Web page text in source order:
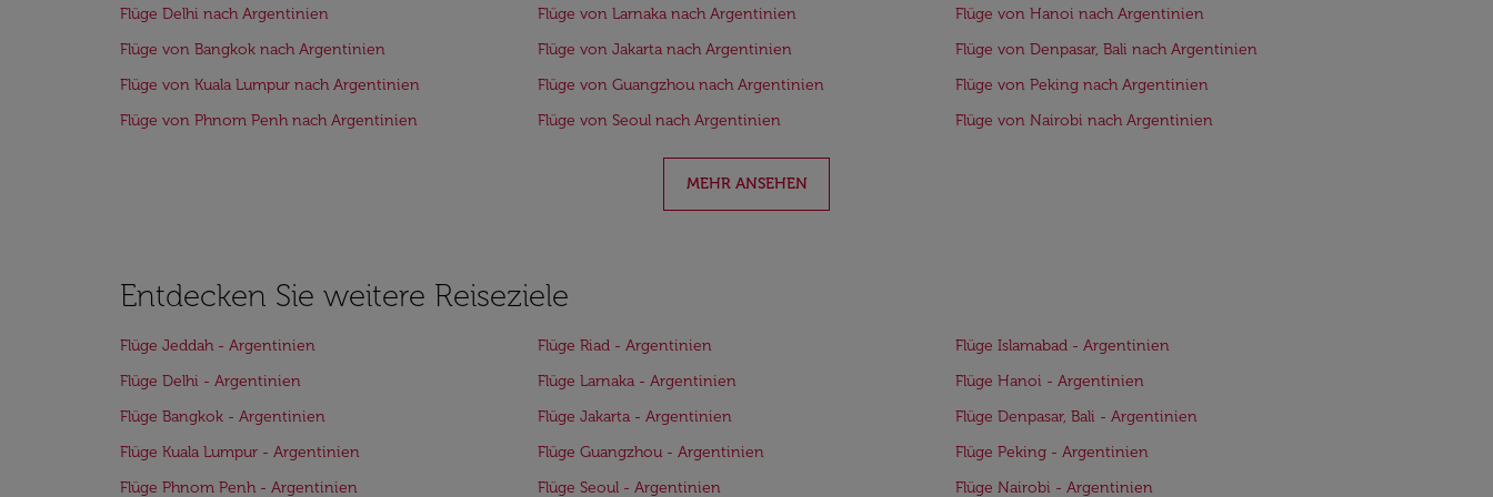
Flüge Delhi nach Argentinien Flüge von Larnaka nach Argentinien
Flüge von Hanoi nach Argentinien
Flüge von Bangkok nach Argentinien
Flüge von Jakarta nach Argentinien
Flüge von Denpasar, Bali nach Argentinien
Flüge von Kuala Lumpur nach Argentinien
Flüge von Guangzhou nach Argentinien
Flüge von Peking nach Argentinien
Flüge von Phnom Penh nach Argentinien
Flüge von Seoul nach Argentinien Flüge von Nairobi nach Argentinien
MEHR ANSEHEN
Entdecken Sie weitere Reiseziele
Flüge Jeddah - Argentinien Flüge Riad - Argentinien
Flüge Islamabad - Argentinien
Flüge Delhi - Argentinien
Flüge Larnaka - Argentinien
Flüge Hanoi - Argentinien
Flüge Bangkok - Argentinien
Flüge Jakarta - Argentinien
Flüge Denpasar, Bali - Argentinien
Flüge Kuala Lumpur - Argentinien
Flüge Guangzhou - Argentinien
Flüge Peking - Argentinien
Flüge Phnom Penh - Argentinien
Flüge Seoul - Argentinien Flüge Nairobi - Argentinien